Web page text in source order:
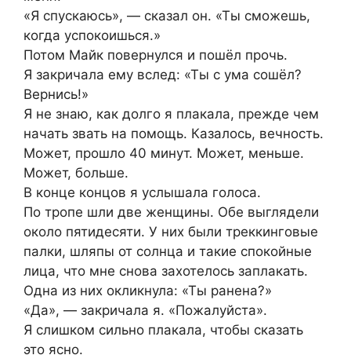
«Я спускаюсь», — сказал он. «Ты сможешь,
когда успокоишься.»
Потом Майк повернулся и пошёл прочь.
Я закричала ему вслед: «Ты с ума сошёл?
Вернись!»
Я не знаю, как долго я плакала, прежде чем
начать звать на помощь. Казалось, вечность.
Может, прошло 40 минут. Может, меньше.
Может, больше.
В конце концов я услышала голоса.
По тропе шли две женщины. Обе выглядели
около пятидесяти. У них были треккинговые
палки, шляпы от солнца и такие спокойные
лица, что мне снова захотелось заплакать.
Одна из них окликнула: «Ты ранена?»
«Да», — закричала я. «Пожалуйста».
Я слишком сильно плакала, чтобы сказать
это ясно.